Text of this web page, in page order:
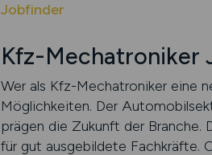
Jobfinder
Kfz-Mechatroniker
Wer als Kfz-Mechatroniker eine
Möglichkeiten. Der
prägen die Zukunft der
für gut ausgebildete Fachkräfte.